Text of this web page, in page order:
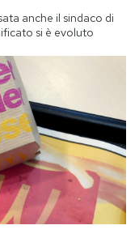
anche il sindaco di
si è evoluto